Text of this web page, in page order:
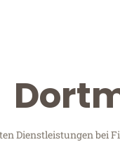
Dienstleistungen bei